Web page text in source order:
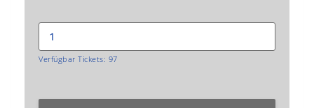
Verfügbar Tickets: 97